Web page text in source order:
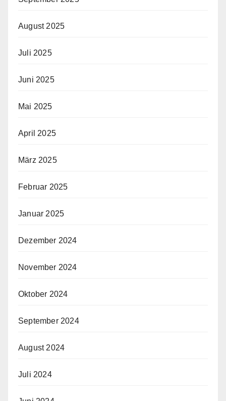
August 2025
Juli 2025
Juni 2025
Mai 2025
April 2025
März 2025
Februar 2025
Januar 2025
Dezember 2024
November 2024
Oktober 2024
September 2024
August 2024
Juli 2024